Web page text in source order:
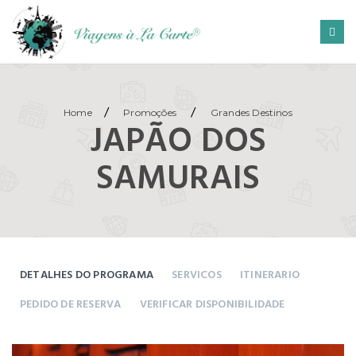
Home / Promoções / Grandes Destinos
JAPÃO DOS
SAMURAIS
DETALHES DO PROGRAMA SERVICOS
ITINERARIO
PEDIDO DE RESERVA
VERIFICAR DISPONIBILIDADE